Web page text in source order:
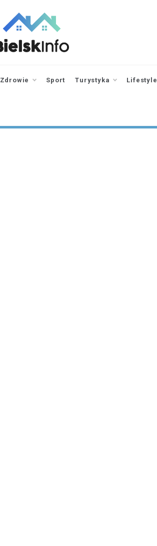
Bielska
Zdrowie Sport Turystyka Lifestyle